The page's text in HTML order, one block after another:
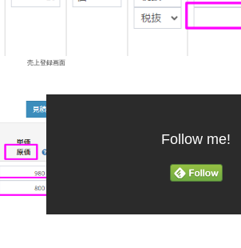
売上登録画面
Follow me!